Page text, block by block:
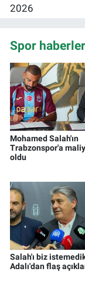
Spor
Mohamed Salah'ın
Trabzonspor'a
oldu
Salah'ı biz
Adalı'dan flaş